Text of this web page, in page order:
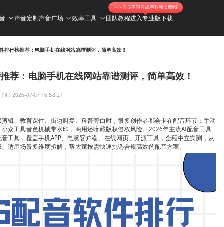
声音定制声音广场 效率工具 团队教程进入专业版
企业会员不限合成字数和次数哦!
下载
排行榜推荐：电脑手机在线网站靠谱测评，简单高效！
荐：电脑手机在线网站靠谱测评，简单高效！
间：2026-07-07 16:58:27
辑、教育课件、街边叫卖、科普旁白时，很多创作者都会卡在配音环节：手动
众工具音色机械带水印，商用还暗藏版权侵权风险。2026年主流AI配音工具
工具，覆盖手机APP、电脑客户端、在线网页、开源工具，全程中立实测，从
适用场景多维度拆解，帮大家按需快速挑选合规高效的配音方案。